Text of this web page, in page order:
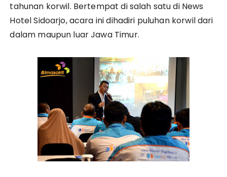
tahunan korwil. Bertempat di salah satu di News
Hotel Sidoarjo, acara ini dihadiri puluhan korwil dari
dalam maupun luar Jawa Timur.